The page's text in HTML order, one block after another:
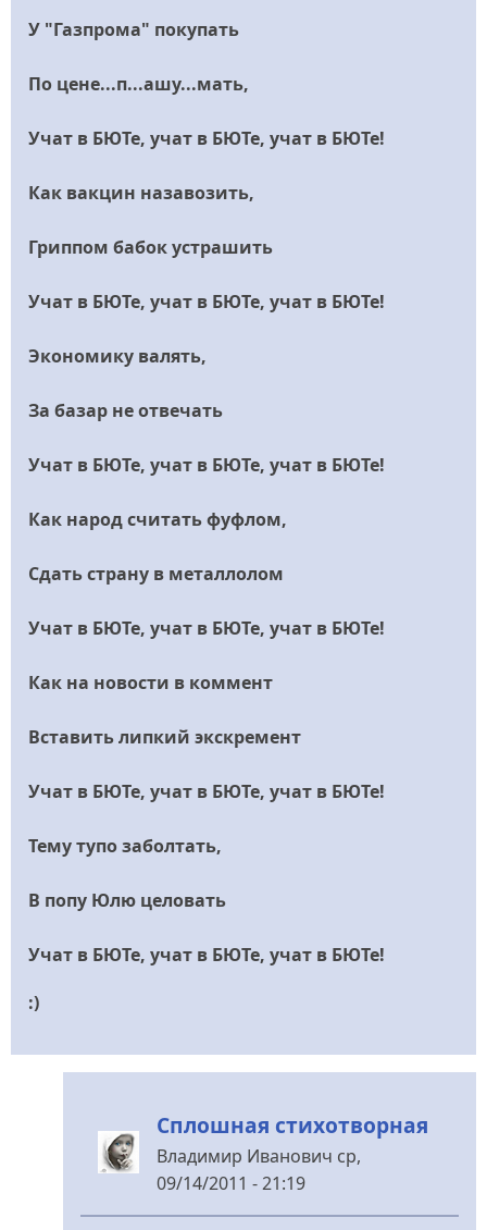
У "Газпрома" покупать
По цене...п...ашу...мать,
Учат в БЮТе, учат в БЮТе, учат в БЮТе!
Как вакцин назавозить,
Гриппом бабок устрашить
Учат в БЮТе, учат в БЮТе, учат в БЮТе!
Экономику валять,
За базар не отвечать
Учат в БЮТе, учат в БЮТе, учат в БЮТе!
Как народ считать фуфлом,
Сдать страну в металлолом
Учат в БЮТе, учат в БЮТе, учат в БЮТе!
Как на новости в коммент
Вставить липкий экскремент
Учат в БЮТе, учат в БЮТе, учат в БЮТе!
Тему тупо заболтать,
В попу Юлю целовать
Учат в БЮТе, учат в БЮТе, учат в БЮТе!
:)
Сплошная стихотворная
Владимир Иванович ср,
09/14/2011 - 21:19
У